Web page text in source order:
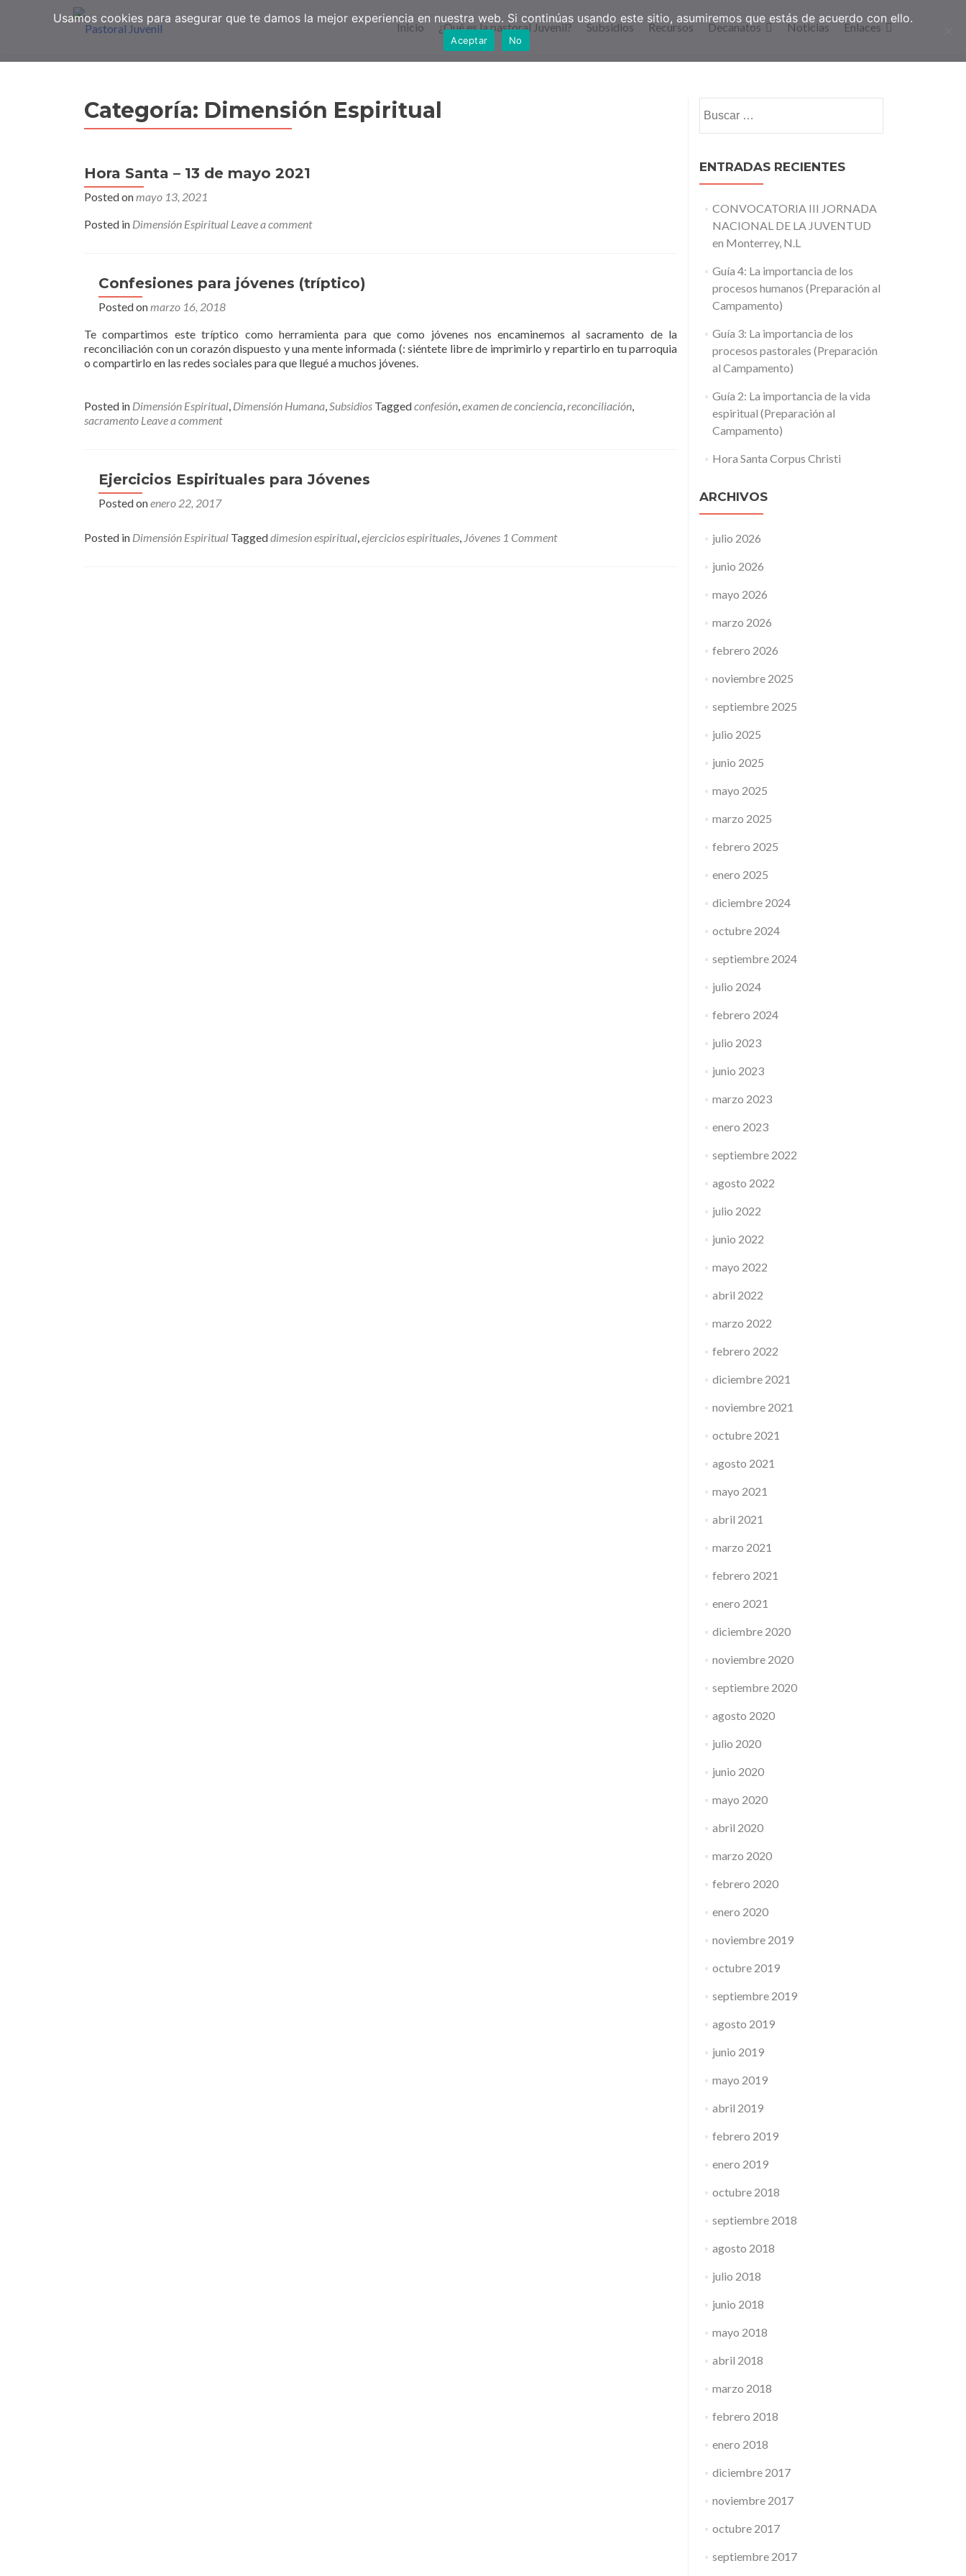
Inicio ¿Qué es la pastoral Juvenil? Subsidios Recursos Decanatos Noticias Enlaces
Categoría: Dimensión Espiritual
Hora Santa – 13 de mayo 2021
Posted onmayo 13, 2021
Posted in Dimensión Espiritual Leave a comment
Confesiones para jóvenes (tríptico)
Posted onmarzo 16, 2018
Te compartimos este tríptico como herramienta para que como jóvenes nos encaminemos al sacramento de la
reconciliación con un corazón dispuesto y una mente informada (: siéntete libre de imprimirlo y repartirlo en tu parroquia
o compartirlo en las redes sociales para que llegué a muchos jóvenes.
Posted in Dimensión Espiritual, Dimensión Humana,Subsidios Taggedconfesión,examen de conciencia,reconciliación,
sacramento Leave a comment
Ejercicios Espirituales para Jóvenes
Posted onenero 22, 2017
Posted in Dimensión Espiritual Taggeddimesion espiritual,ejercicios espirituales, Jóvenes 1 Comment
ENTRADAS RECIENTES
CONVOCATORIA III JORNADA
NACIONAL DE LA JUVENTUD
en Monterrey, N.L
Guía 4: La importancia de los
procesos humanos (Preparación al
Campamento)
Guía 3: La importancia de los
procesos pastorales (Preparación
al Campamento)
Guía 2: La importancia de la vida
espiritual (Preparación al
Campamento)
Hora Santa Corpus Christi
ARCHIVOS
julio 2026
junio 2026
mayo 2026
marzo 2026
febrero 2026
noviembre 2025
septiembre 2025
julio 2025
junio 2025
mayo 2025
marzo 2025
febrero 2025
enero 2025
diciembre 2024
octubre 2024
septiembre 2024
julio 2024
febrero 2024
julio 2023
junio 2023
marzo 2023
enero 2023
septiembre 2022
agosto 2022
julio 2022
junio 2022
mayo 2022
abril 2022
marzo 2022
febrero 2022
diciembre 2021
noviembre 2021
octubre 2021
agosto 2021
mayo 2021
abril 2021
marzo 2021
febrero 2021
enero 2021
diciembre 2020
noviembre 2020
septiembre 2020
agosto 2020
julio 2020
junio 2020
mayo 2020
abril 2020
marzo 2020
febrero 2020
enero 2020
noviembre 2019
octubre 2019
septiembre 2019
agosto 2019
junio 2019
mayo 2019
abril 2019
febrero 2019
enero 2019
octubre 2018
septiembre 2018
agosto 2018
julio 2018
junio 2018
mayo 2018
abril 2018
marzo 2018
febrero 2018
enero 2018
diciembre 2017
noviembre 2017
octubre 2017
septiembre 2017
Usamos cookies para asegurar que te damos la mejor experiencia en nuestra web. Si continúas usando este sitio, asumiremos que estás de acuerdo con ello.
Aceptar No